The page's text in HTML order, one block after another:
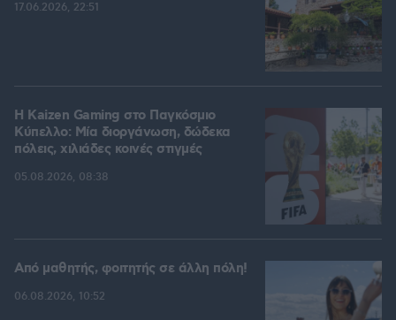
17.06.2026, 22:51
H Kaizen Gaming στο Παγκόσμιο
Kύπελλο: Μία διοργάνωση, δώδεκα
πόλεις, χιλιάδες κοινές στιγμές
05.08.2026, 08:38
Από μαθητής, φοιτητής σε άλλη πόλη!
06.08.2026, 10:52